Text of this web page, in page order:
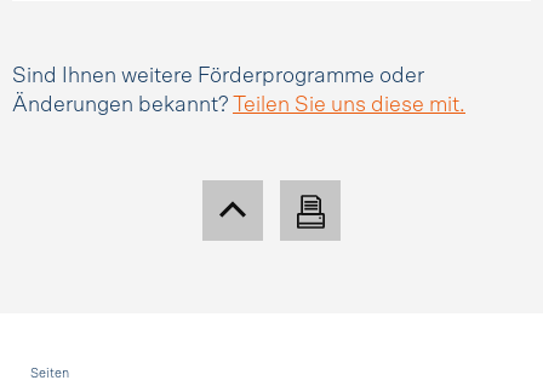
Sind Ihnen weitere Förderprogramme oder
Änderungen bekannt?
Teilen Sie uns diese mit.
Fusszeile
Seiten